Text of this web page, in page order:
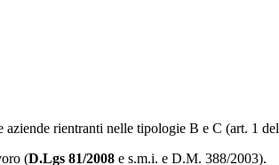
rientranti nelle tipologie B e C (art. 1 del
(D.Lgs 81/2008 e s.m.i. e D.M. 388/2003).